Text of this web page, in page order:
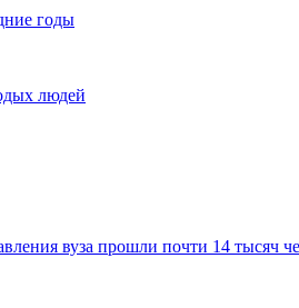
годы
людей
вуза прошли почти 14 тысяч